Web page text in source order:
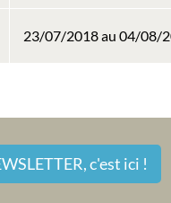
23/07/2018 au 04/08/
c'est ici !